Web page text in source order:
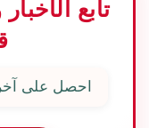
تابع
احصل على آخر